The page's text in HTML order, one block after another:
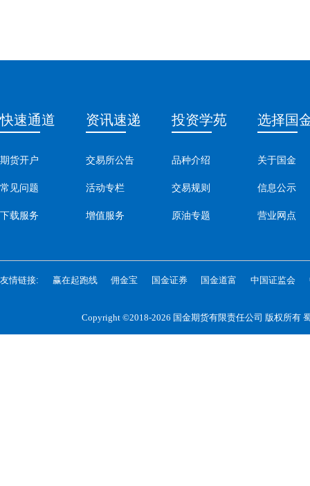
快速通道
期货开户
常见问题
下载服务
资讯速递
交易所公告
活动专栏
增值服务
投资学苑
品种介绍
交易规则
原油专题
选择国
关于国金
信息公示
营业网点
友情链接: 赢在起跑线 佣金宝 国金证券 国金道富 中国证监会
Copyright ©2018-2026 国金期货有限责任公司 版权所有